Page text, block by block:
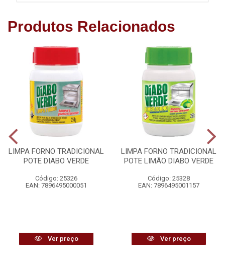
Produtos Relacionados
LIMPA FORNO TRADICIONAL
POTE DIABO VERDE
Código: 25326
EAN: 7896495000051
Ver preço
LIMPA FORNO TRADICIONAL
POTE LIMÃO DIABO VERDE
Código: 25328
EAN: 7896495001157
Ver preço